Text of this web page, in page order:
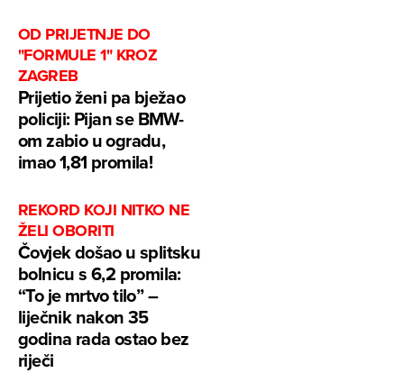
OD PRIJETNJE DO
"FORMULE 1" KROZ
ZAGREB
Prijetio ženi pa bježao
policiji: Pijan se BMW-
om zabio u ogradu,
imao 1,81 promila!
REKORD KOJI NITKO NE
ŽELI OBORITI
Čovjek došao u splitsku
bolnicu s 6,2 promila:
“To je mrtvo tilo” –
liječnik nakon 35
godina rada ostao bez
riječi